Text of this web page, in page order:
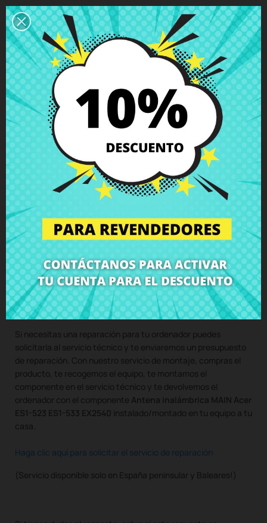
Descripción
Detalles del producto
Grados
Comentarios
Antena inalámbrica MAIN Acer ES1-
523 ES1-533 EX2540
CompraAntena inalámbrica MAIN Acer ES1-523 ES1-533
EX2540al mejor precio en CRParts - PRODUCTO USADO
ORIGINAL - disponible también con nuestro servicio de
montaje.
Si necesitas una reparación para tu ordenador puedes
solicitarla al servicio técnico y te enviaremos un presupuesto
de reparación. Con nuestro servicio de montaje, compras el
producto, te recogemos el equipo, te montamos el
componente en el servicio técnico y te devolvemos el
ordenador con el componente Antena inalámbrica MAIN Acer
ES1-523 ES1-533 EX2540 instalado/montado en tu equipo a tu
casa.
Haga clic aquí para solicitar el servicio de reparación
(Servicio disponible solo en España peninsular y Baleares!)